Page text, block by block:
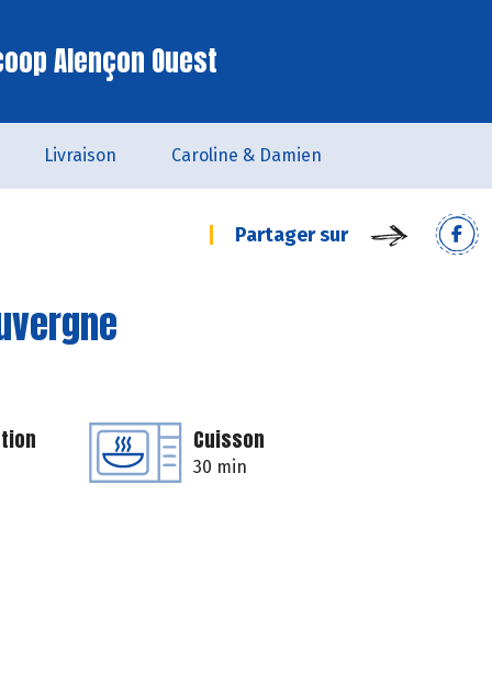
Alençon Ouest
Livraison Caroline & Damien
Partager sur
Cuisson
30 min